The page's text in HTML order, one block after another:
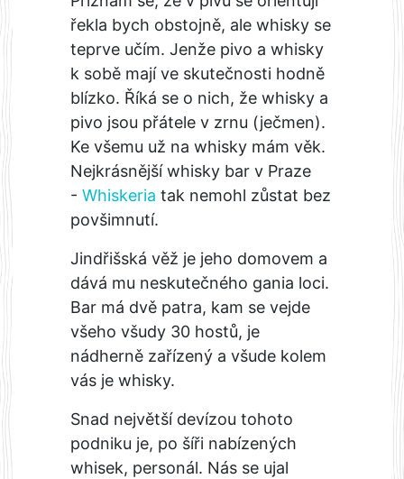
řekla bych obstojně, ale whisky se
teprve učím. Jenže pivo a whisky
k sobě mají ve skutečnosti hodně
blízko. Říká se o nich, že whisky a
pivo jsou přátele v zrnu (ječmen).
Ke všemu už na whisky mám věk.
Nejkrásnější whisky bar v Praze
- Whiskeria tak nemohl zůstat bez
povšimnutí.
Jindřišská věž je jeho domovem a
dává mu neskutečného gania loci.
Bar má dvě patra, kam se vejde
všeho všudy 30 hostů, je
nádherně zařízený a všude kolem
vás je whisky.
Snad největší devízou tohoto
podniku je, po šíři nabízených
whisek, personál. Nás se ujal